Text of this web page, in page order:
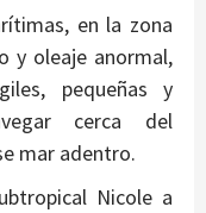
en la zona
y oleaje anormal,
pequeñas y
cerca del
mar adentro.
Nicole a